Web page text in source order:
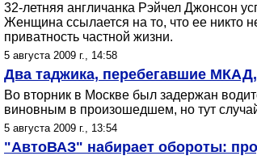
32-летняя англичанка Рэйчел Джонсон
Женщина ссылается на то, что ее никто
приватность частной жизни.
5 августа 2009 г., 14:58
Два таджика, перебегавшие
Во вторник в Москве был задержан
виновным в произошедшем, но тут
5 августа 2009 г., 13:54
"АвтоВАЗ" набирает обороты: